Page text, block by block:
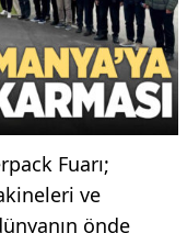
Fuarı;
ve
önde